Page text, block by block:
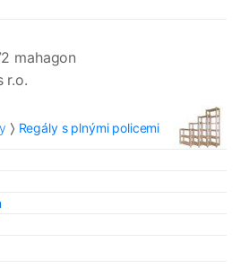
mahagon
r.o.
Regály s plnými policemi